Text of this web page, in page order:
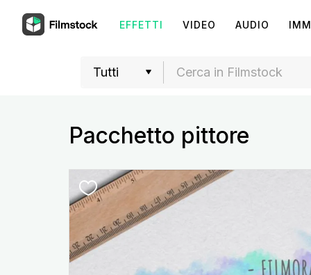
EFFETTI VIDEO AUDIO
Pacchetto pittore